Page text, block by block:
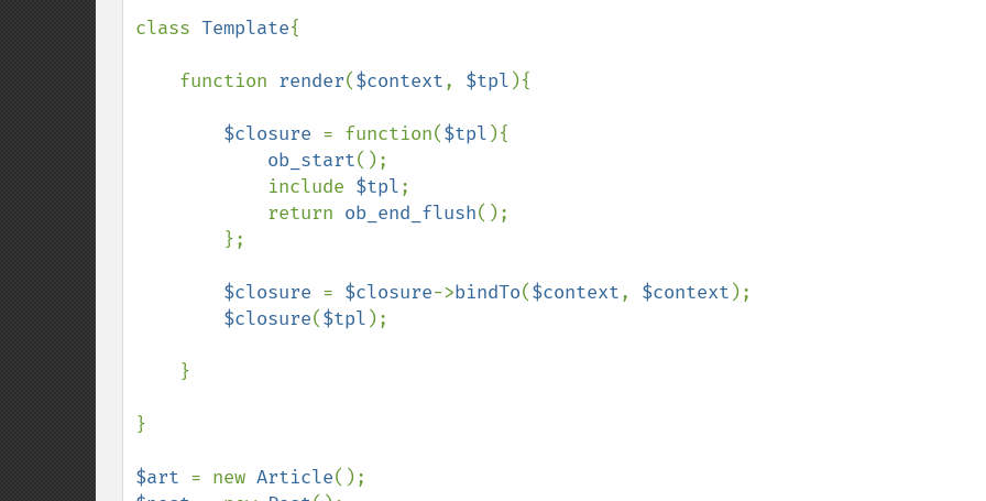
class Template{
    function
render($context, $tpl ){
$closure = function($tpl ){
ob_start();
            include
$tpl;
            return
ob_end_flush();
$closure = $closure->bindTo($context, $context );
$closure($tpl );
}
$art = new Article